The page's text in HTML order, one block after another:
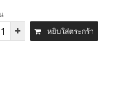
หยิบใส่ตระกร้า